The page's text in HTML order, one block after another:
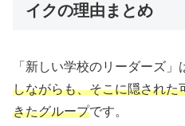
イクの理由まとめ
「新しい学校のリーダーズ」
しながらも、そこに隠された
きたグループです。